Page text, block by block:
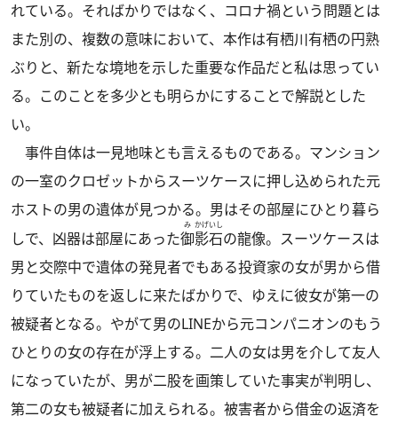
れている。そればかりではなく、コロナ禍という問題とは
また別の、複数の意味において、本作は有栖川有栖の円熟
ぶりと、新たな境地を示した重要な作品だと私は思ってい
る。このことを多少とも明らかにすることで解説とした
い。
事件自体は一見地味とも言えるものである。マンション
の一室のクロゼットからスーツケースに押し込められた元
ホストの男の遺体が見つかる。男はその部屋にひとり暮ら
しで、凶器は部屋にあった御
み
影
かげ
石
いし
の龍像。スーツケースは
男と交際中で遺体の発見者でもある投資家の女が男から借
りていたものを返しに来たばかりで、ゆえに彼女が第一の
被疑者となる。やがて男のLINEから元コンパニオンのもう
ひとりの女の存在が浮上する。二人の女は男を介して友人
になっていたが、男が二股を画策していた事実が判明し、
第二の女も被疑者に加えられる。被害者から借金の返済を